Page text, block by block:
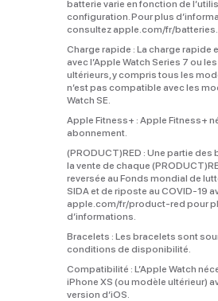
batterie varie en fonction de
configuration. Pour plus
consultez apple.com/fr/batteries.
Charge rapide : La charge rapide
avec l’Apple Watch Series 7 ou
ultérieurs, y compris tous les
n’est pas compatible avec les
Watch SE.
Apple Fitness+ : Apple Fitness+
abonnement.
(PRODUCT)RED : Une partie des
la vente de chaque
reversée au Fonds mondial de
SIDA et de riposte au COVID‑19
apple.com/fr/product-red pour
d’informations.
Bracelets : Les bracelets sont
conditions de disponibilité.
Compatibilité : L’Apple Watch
iPhone XS (ou modèle ultérieur)
version d’iOS.